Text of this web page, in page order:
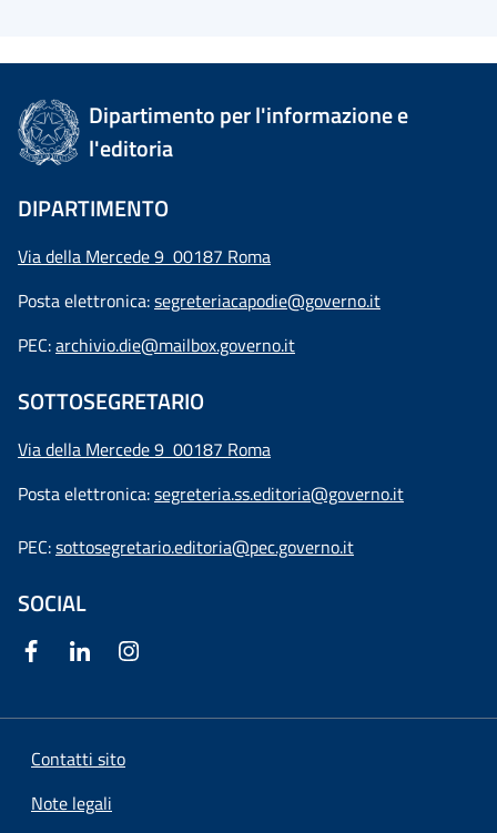
Dipartimento per l'informazione e
l'editoria
DIPARTIMENTO
Via della Mercede 9 00187 Roma
Posta elettronica:segreteriacapodie@governo.it
PEC:archivio.die@mailbox.governo.it
SOTTOSEGRETARIO
Via della Mercede 9 00187 Roma
Posta elettronica:segreteria.ss.editoria@governo.it
PEC:sottosegretario.editoria@pec.governo.it
SOCIAL
Contatti sito
Note legali